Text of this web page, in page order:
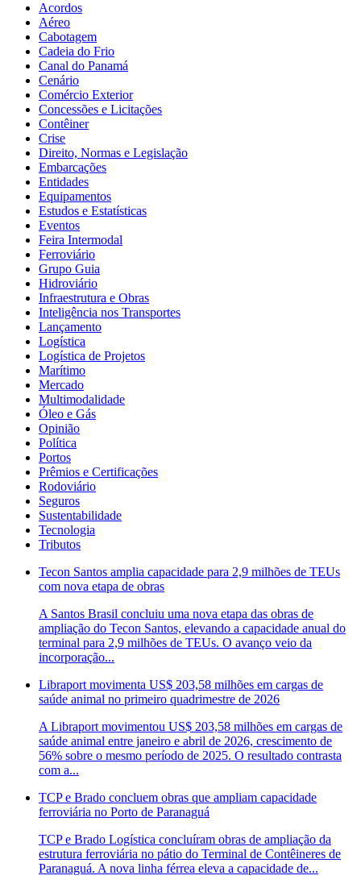
Acordos
Aéreo
Cabotagem
Cadeia do Frio
Canal do Panamá
Cenário
Comércio Exterior
Concessões e Licitações
Contêiner
Crise
Direito, Normas e Legislação
Embarcações
Entidades
Equipamentos
Estudos e Estatísticas
Eventos
Feira Intermodal
Ferroviário
Grupo Guia
Hidroviário
Infraestrutura e Obras
Inteligência nos Transportes
Lançamento
Logística
Logística de Projetos
Marítimo
Mercado
Multimodalidade
Óleo e Gás
Opinião
Política
Portos
Prêmios e Certificações
Rodoviário
Seguros
Sustentabilidade
Tecnologia
Tributos
Tecon Santos amplia capacidade para 2,9 milhões de TEUs
com nova etapa de obras
A Santos Brasil concluiu uma nova etapa das obras de
ampliação do Tecon Santos, elevando a capacidade anual do
terminal para 2,9 milhões de TEUs. O avanço veio da
incorporação...
Libraport movimenta US$ 203,58 milhões em cargas de
saúde animal no primeiro quadrimestre de 2026
A Libraport movimentou US$ 203,58 milhões em cargas de
saúde animal entre janeiro e abril de 2026, crescimento de
56% sobre o mesmo período de 2025. O resultado contrasta
com a...
TCP e Brado concluem obras que ampliam capacidade
ferroviária no Porto de Paranaguá
TCP e Brado Logística concluíram obras de ampliação da
estrutura ferroviária no pátio do Terminal de Contêineres de
Paranaguá. A nova linha férrea eleva a capacidade de...